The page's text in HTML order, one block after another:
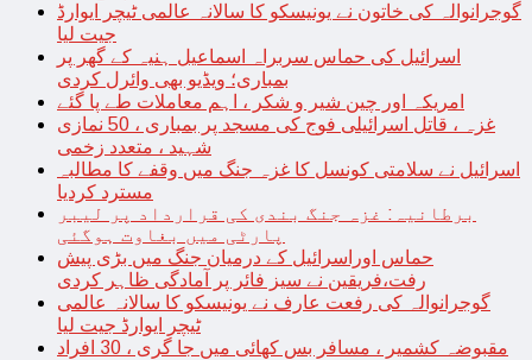
گوجرانوالہ کی خاتون نے یونیسکو کا سالانہ عالمی ٹیچر ایوارڈ
جیت لیا
اسرائیل کی حماس سربراہ اسماعیل ہنیہ کے گھر پر
بمباری؛ ویڈیو بھی وائرل کردی
امریکہ اور چین شیر و شکر ، اہم معاملات طے پا گئے
غزہ ، قاتل اسرائیلی فوج کی مسجد پر بمباری ، 50 نمازی
شہید ، متعدد زخمی
اسرائیل نے سلامتی کونسل کا غزہ جنگ میں وقفے کا مطالبہ
مسترد کردیا
برطانیہ: غزہ جنگ بندی کی قرارداد پر لیبر
پارٹی میں بغاوت ہوگئی
حماس اوراسرائیل کے درمیان جنگ میں بڑی پیش
رفت،فریقین نے سیز فائر پر آمادگی ظاہر کردی
گوجرانوالہ کی رفعت عارف نے یونیسکو کا سالانہ عالمی
ٹیچر ایوارڈ جیت لیا
مقبوضہ کشمیر ، مسافر بس کھائی میں جا گری ، 30 افراد